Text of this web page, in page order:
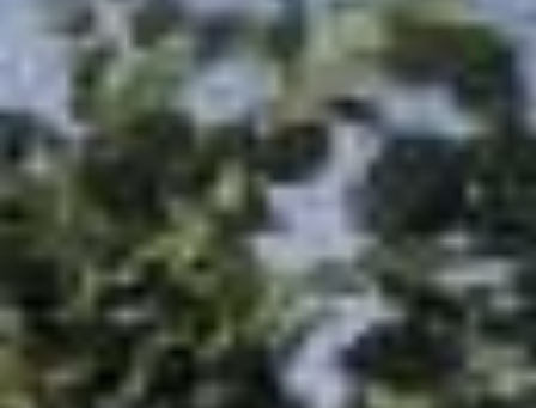
Inspiratie
Over ons
Partners
Contact
Particulier
Zakelijk
Overheid